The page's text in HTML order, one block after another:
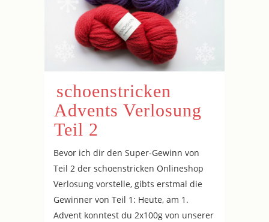
schoenstricken
Advents Verlosung
Teil 2
Bevor ich dir den Super-Gewinn von
Teil 2 der schoenstricken Onlineshop
Verlosung vorstelle, gibts erstmal die
Gewinner von Teil 1: Heute, am 1.
Advent konntest du 2x100g von unserer